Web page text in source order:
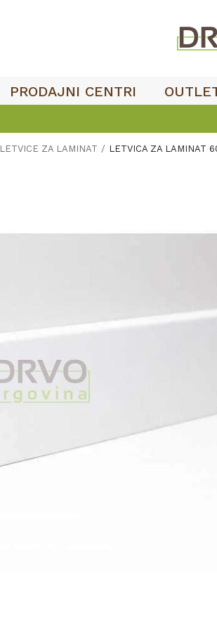
PRODAJNI CENTRI
LETVICE ZA LAMINAT LETVICA ZA LAMINAT